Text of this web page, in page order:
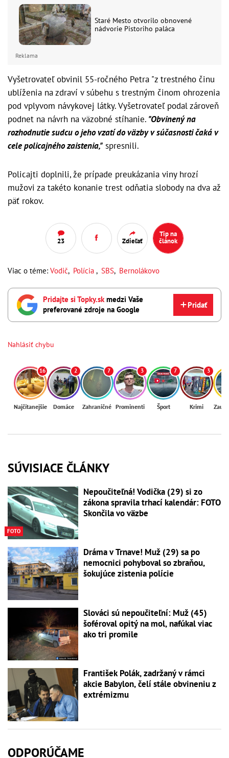
Staré Mesto otvorilo obnovené
nádvorie Pistoriho paláca
Reklama
Vyšetrovateľ obvinil 55-ročného Petra "z trestného činu
ublíženia na zdraví v súbehu s trestným činom ohrozenia
pod vplyvom návykovej látky. Vyšetrovateľ podal zároveň
podnet na návrh na väzobné stíhanie. "Obvinený na
rozhodnutie sudcu o jeho vzatí do väzby v súčasnosti čaká v
cele policajného zaistenia," spresnili.
Policajti doplnili, že prípade preukázania viny hrozí
mužovi za takéto konanie trest odňatia slobody na dva až
päť rokov.
23 Zdieľať
Tip na
článok
Viac o téme: Vodič, Polícia , SBS, Bernolákovo
Pridajte si Topky.skmedzi Vaše
preferované zdroje na Google
Pridať
Nahlásiť chybu
16
Najčítanejšie
2
Domáce
7
Zahraničné
3
Prominenti
7
Šport
3
Krimi
SÚVISIACE ČLÁNKY
FOTO
Nepoučiteľná! Vodička (29) si zo
zákona spravila trhací kalendár: FOTO
Skončila vo väzbe
Dráma v Trnave! Muž (29) sa po
nemocnici pohyboval so zbraňou,
šokujúce zistenia polície
Slováci sú nepoučiteľní: Muž (45)
šoféroval opitý na mol, nafúkal viac
ako tri promile
František Polák, zadržaný v rámci
akcie Babylon, čelí stále obvineniu z
extrémizmu
ODPORÚČAME